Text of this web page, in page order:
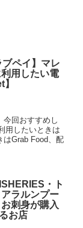
ブペイ】マレ
用したい電
今回おすすめし
用したいときは
はGrab Food、配
・ト
ラルンプー
刺身が購入
お店